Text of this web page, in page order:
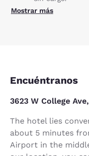
Mostrar más
Encuéntranos
3623 W College
The hotel lies
about 5 minutes
Airport in the